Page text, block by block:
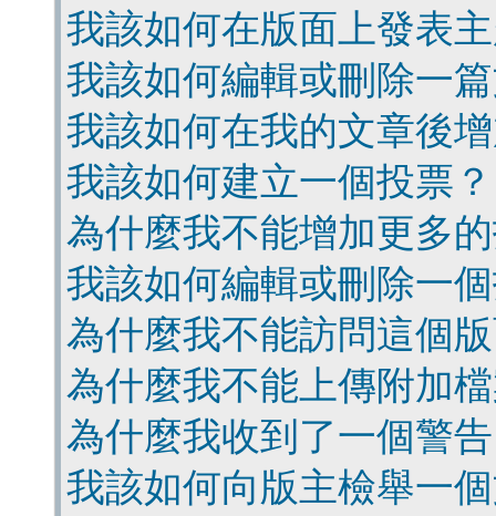
我該如何在版面上發表
我該如何編輯或刪除一
我該如何在我的文章後
我該如何建立一個投票？
為什麼我不能增加更多
我該如何編輯或刪除一
為什麼我不能訪問這個
為什麼我不能上傳附加
為什麼我收到了一個警
我該如何向版主檢舉一